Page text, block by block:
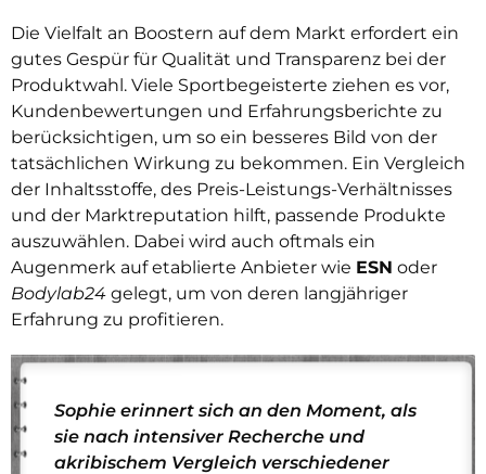
Die Vielfalt an Boostern auf dem Markt erfordert ein
gutes Gespür für Qualität und Transparenz bei der
Produktwahl. Viele Sportbegeisterte ziehen es vor,
Kundenbewertungen und Erfahrungsberichte zu
berücksichtigen, um so ein besseres Bild von der
tatsächlichen Wirkung zu bekommen. Ein Vergleich
der Inhaltsstoffe, des Preis-Leistungs-Verhältnisses
und der Marktreputation hilft, passende Produkte
auszuwählen. Dabei wird auch oftmals ein
Augenmerk auf etablierte Anbieter wie ESN oder
Bodylab24 gelegt, um von deren langjähriger
Erfahrung zu profitieren.
Sophie erinnert sich an den Moment, als
sie nach intensiver Recherche und
akribischem Vergleich verschiedener